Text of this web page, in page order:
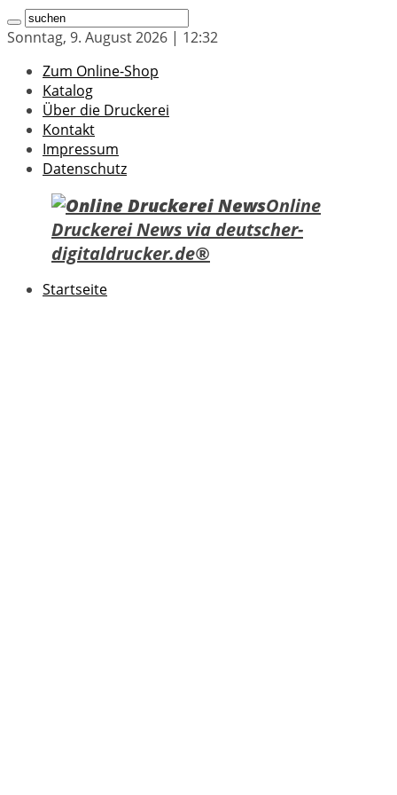
Sonntag, 9. August 2026 | 12:32
Zum Online-Shop
Katalog
Über die Druckerei
Kontakt
Impressum
Datenschutz
Online
Druckerei News via deutscher-
digitaldrucker.de®
Startseite